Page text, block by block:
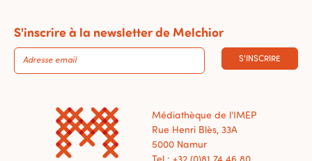
S'inscrire à la newsletter de Melchior
S'INSCRIRE
Médiathèque de l'IMEP
Rue Henri Blès, 33A
5000 Namur
Tel : +32 (0)81 74 46 80